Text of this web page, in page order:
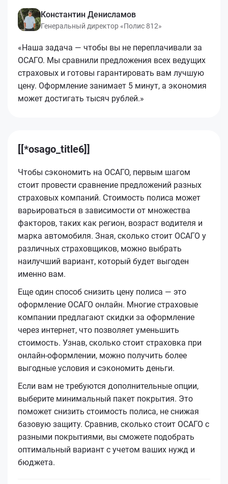
Константин Денисламов
Генеральный директор «Полис 812»
«Наша задача — чтобы вы не переплачивали за
ОСАГО. Мы сравнили предложения всех ведущих
страховых и готовы гарантировать вам лучшую
цену. Оформление занимает 5 минут, а экономия
может достигать тысяч рублей.»
[[*osago_title6]]
Чтобы сэкономить на ОСАГО, первым шагом
стоит провести сравнение предложений разных
страховых компаний. Стоимость полиса может
варьироваться в зависимости от множества
факторов, таких как регион, возраст водителя и
марка автомобиля. Зная, сколько стоит ОСАГО у
различных страховщиков, можно выбрать
наилучший вариант, который будет выгоден
именно вам.
Еще один способ снизить цену полиса — это
оформление ОСАГО онлайн. Многие страховые
компании предлагают скидки за оформление
через интернет, что позволяет уменьшить
стоимость. Узнав, сколько стоит страховка при
онлайн-оформлении, можно получить более
выгодные условия и сэкономить деньги.
Если вам не требуются дополнительные опции,
выберите минимальный пакет покрытия. Это
поможет снизить стоимость полиса, не снижая
базовую защиту. Сравнив, сколько стоит ОСАГО с
разными покрытиями, вы сможете подобрать
оптимальный вариант с учетом ваших нужд и
бюджета.